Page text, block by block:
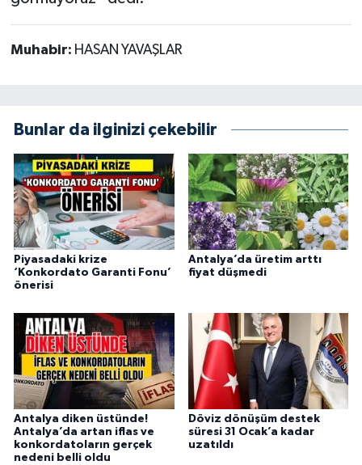
Muhabir: HASAN YAVAŞLAR
Bunlar da ilginizi çekebilir
Piyasadaki krize
‘Konkordato Garanti Fonu’
önerisi
Antalya’da üretim arttı
fiyat düşmedi
Antalya diken üstünde!
Antalya’da artan iflas ve
konkordatoların gerçek
nedeni belli oldu
Döviz dönüşüm destek
süresi 31 Ocak’a kadar
uzatıldı